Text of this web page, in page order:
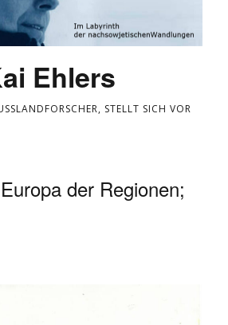
Ehlers
STELLT SICH VOR
Europa der Regionen;